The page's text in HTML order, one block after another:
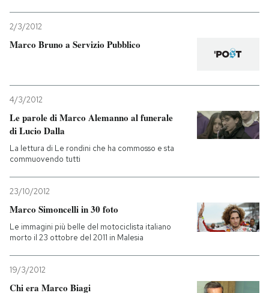
2/3/2012
Marco Bruno a Servizio Pubblico
4/3/2012
Le parole di Marco Alemanno al funerale
di Lucio Dalla
La lettura di Le rondini che ha commosso e sta
commuovendo tutti
23/10/2012
Marco Simoncelli in 30 foto
Le immagini più belle del motociclista italiano
morto il 23 ottobre del 2011 in Malesia
19/3/2012
Chi era Marco Biagi